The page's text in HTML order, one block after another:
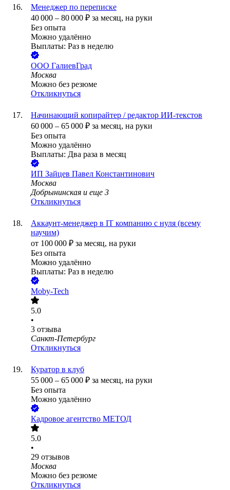
Менеджер по переписке
40 000 – 80 000 ₽ за месяц, на руки
Без опыта
Можно удалённо
Выплаты: Раз в неделю
ООО ГалиевГрад
Москва
Можно без резюме
Откликнуться
Начинающий копирайтер / редактор ИИ-текстов
60 000 – 65 000 ₽ за месяц, на руки
Без опыта
Можно удалённо
Выплаты: Два раза в месяц
ИП Зайцев Павел Константинович
Москва
Добрынинская и еще 3
Откликнуться
Аккаунт-менеджер в IT компанию с нуля (всему
научим)
от 100 000 ₽ за месяц, на руки
Без опыта
Можно удалённо
Выплаты: Раз в неделю
Moby-Tech
5.0
•
3 отзыва
Санкт-Петербург
Откликнуться
Куратор в клуб
55 000 – 65 000 ₽ за месяц, на руки
Без опыта
Можно удалённо
Кадровое агентство МЕТОД
5.0
•
29 отзывов
Москва
Можно без резюме
Откликнуться